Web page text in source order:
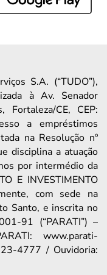
S.A. (“TUDO”),
à Av. Senador
CE, CEP:
a empréstimos
na Resolução nº
disciplina a atuação
por intermédio da
E INVESTIMENTO
com sede na
Santo, e inscrita no
91 (“PARATI”) –
www.parati-
4777 / Ouvidoria: